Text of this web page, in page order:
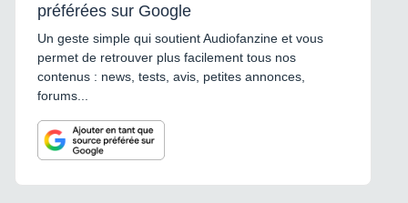
préférées sur Google
Un geste simple qui soutient Audiofanzine et vous
permet de retrouver plus facilement tous nos
contenus : news, tests, avis, petites annonces,
forums...